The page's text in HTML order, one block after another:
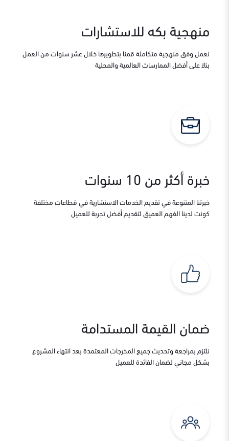
منهجية بكه للاستشارات
نعمل وفق منهجية متكاملة قمنا بتطويرها خلال عشر سنوات من العمل
بناءً على أفضل الممارسات العالمية والمحلية
خبرة أكثر من 10 سنوات
خبرتنا المتنوعة في تقديم الخدمات الاستشارية في قطاعات مختلفة
كونت لدينا الفهم العميق لتقديم أفضل تجربة للعميل
ضمان القيمة المستدامة
نلتزم بمراجعة وتحديث جميع المخرجات المعتمدة بعد انتهاء المشروع
بشكل مجاني لضمان الفائدة للعميل